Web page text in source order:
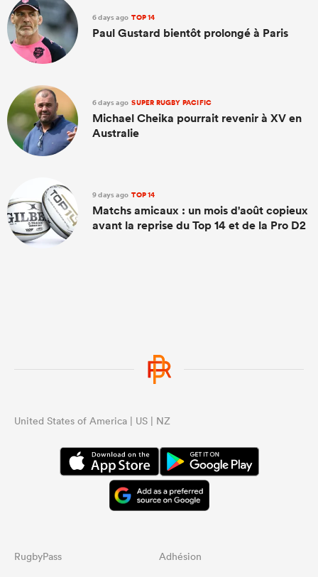
6 days ago TOP 14
Paul Gustard bientôt prolongé à Paris
6 days ago SUPER RUGBY PACIFIC
Michael Cheika pourrait revenir à XV en
Australie
9 days ago TOP 14
Matchs amicaux : un mois d'août copieux
avant la reprise du Top 14 et de la Pro D2
United States of America | US | NZ
RugbyPass Adhésion